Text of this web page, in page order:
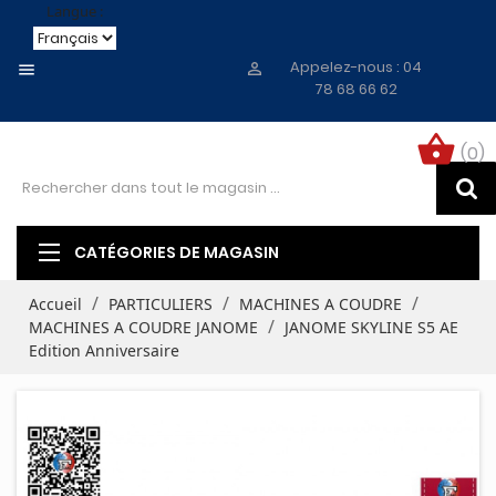
Langue :
 Appelez-nous : 04
78 68 66 62

shopping_basket (0)
CATÉGORIES DE MAGASIN
Accueil PARTICULIERS
MACHINES A COUDRE
MACHINES A COUDRE JANOME
JANOME SKYLINE S5 AE
Edition Anniversaire